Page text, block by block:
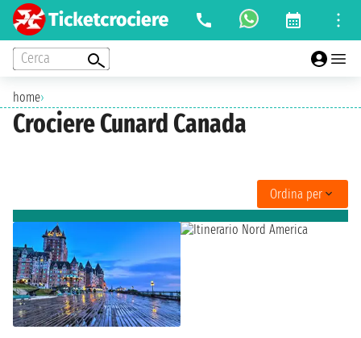
Cerca
home›
Crociere Cunard Canada
Ordina per